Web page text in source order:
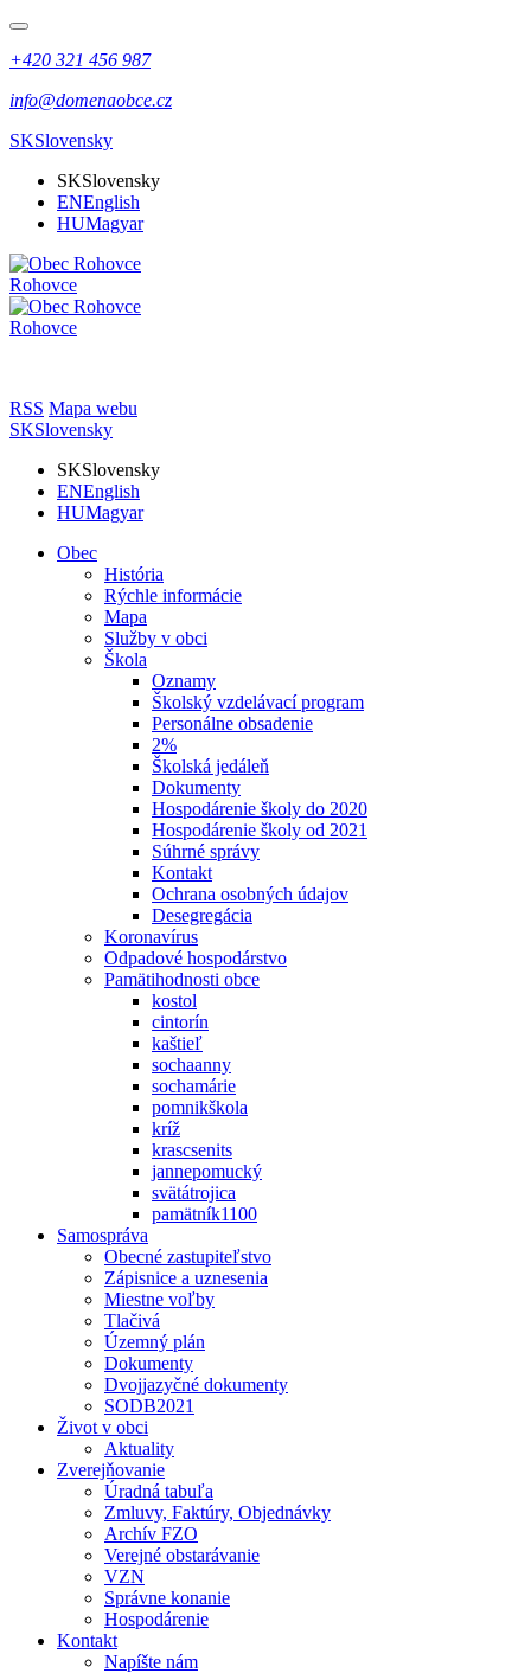
+420 321 456 987
info@domenaobce.cz
SKSlovensky
SKSlovensky
ENEnglish
HUMagyar
Rohovce
Rohovce
RSS Mapa webu
SKSlovensky
SKSlovensky
ENEnglish
HUMagyar
Obec
História
Rýchle informácie
Mapa
Služby v obci
Škola
Oznamy
Školský vzdelávací program
Personálne obsadenie
2%
Školská jedáleň
Dokumenty
Hospodárenie školy do 2020
Hospodárenie školy od 2021
Súhrné správy
Kontakt
Ochrana osobných údajov
Desegregácia
Koronavírus
Odpadové hospodárstvo
Pamätihodnosti obce
kostol
cintorín
kaštieľ
sochaanny
sochamárie
pomnikškola
kríž
krascsenits
jannepomucký
svätátrojica
pamätník1100
Samospráva
Obecné zastupiteľstvo
Zápisnice a uznesenia
Miestne voľby
Tlačivá
Územný plán
Dokumenty
Dvojjazyčné dokumenty
SODB2021
Život v obci
Aktuality
Zverejňovanie
Úradná tabuľa
Zmluvy, Faktúry, Objednávky
Archív FZO
Verejné obstarávanie
VZN
Správne konanie
Hospodárenie
Kontakt
Napíšte nám